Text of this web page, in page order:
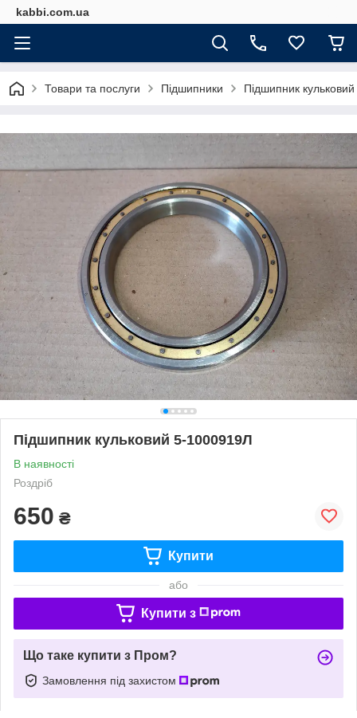
kabbi.com.ua
Товари та послуги Підшипники Підшипник
Підшипник кульковий 5-1000919Л
В наявності
Роздріб
650 ₴
Купити
або
Купити з
Що таке купити з Пром?
Замовлення під захистом